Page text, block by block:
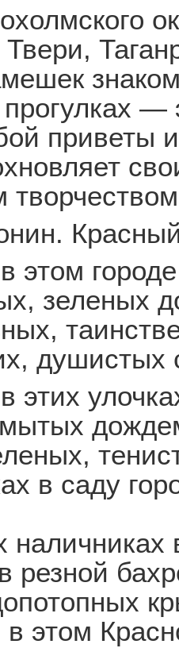
Твери,
—
приветы
этом
зеленых
душистых
этих
в саду
резной
в этом